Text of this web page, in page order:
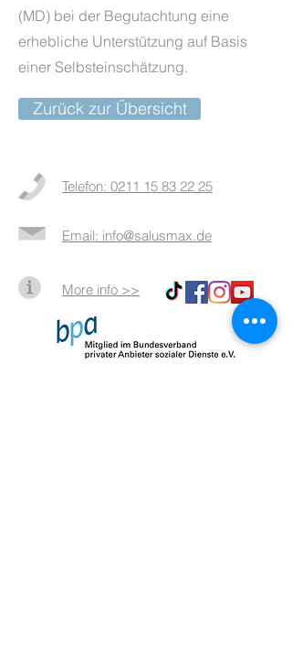
(MD) bei der Begutachtung eine
erhebliche Unterstützung auf Basis
einer Selbsteinschätzung.
Zurück zur Übersicht
Telefon: 0211 15 83 22 25
Email: info@salusmax.de
More info >>